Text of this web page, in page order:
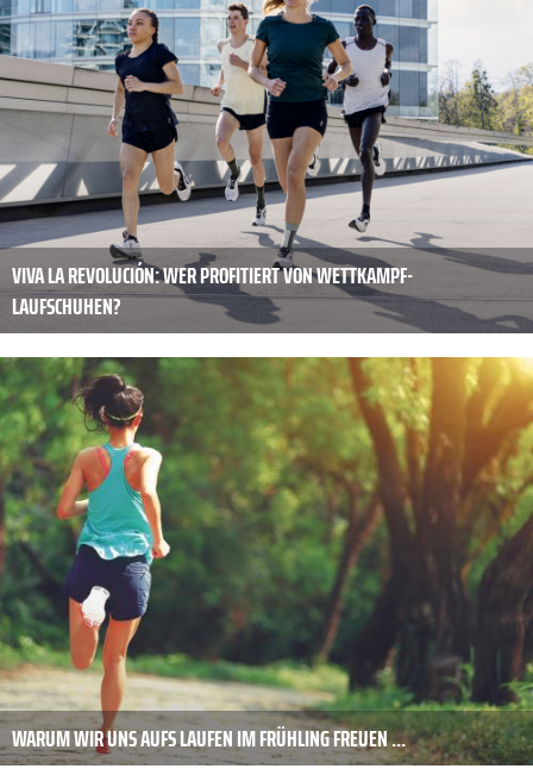
VIVA LA REVOLUCIÓN: WER PROFITIERT VON WETTKAMPF-
LAUFSCHUHEN?
WARUM WIR UNS AUFS LAUFEN IM FRÜHLING FREUEN ...